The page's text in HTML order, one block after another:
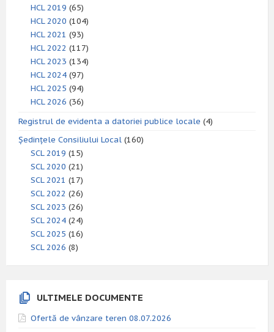
HCL 2019 (65)
HCL 2020 (104)
HCL 2021 (93)
HCL 2022 (117)
HCL 2023 (134)
HCL 2024 (97)
HCL 2025 (94)
HCL 2026 (36)
Registrul de evidenta a datoriei publice locale (4)
Ședințele Consiliului Local (160)
SCL 2019 (15)
SCL 2020 (21)
SCL 2021 (17)
SCL 2022 (26)
SCL 2023 (26)
SCL 2024 (24)
SCL 2025 (16)
SCL 2026 (8)
ULTIMELE DOCUMENTE
Ofertă de vânzare teren 08.07.2026